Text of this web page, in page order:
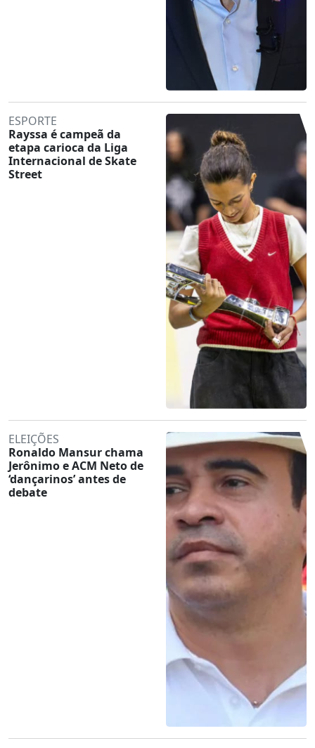
ESPORTE
Rayssa é campeã da
etapa carioca da Liga
Internacional de Skate
Street
ELEIÇÕES
Ronaldo Mansur chama
Jerônimo e ACM Neto de
‘dançarinos’ antes de
debate